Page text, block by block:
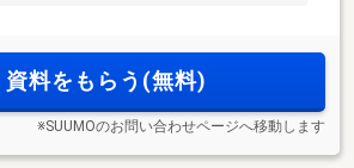
資料をもらう(無料)
※SUUMOのお問い合わせページへ移動します